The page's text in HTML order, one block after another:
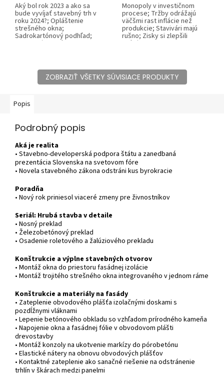
Aký bol rok 2023 a ako sa
bude vyvíjať stavebný trh v
roku 2024?; Opláštenie
strešného okna;
Sadrokartónový podhľad;
Kazetový podhľad so...
Monopoly v investičnom
procese; Tržby odrážajú
väčšmi rast inflácie než
produkcie; Stavivári majú
rušno; Zisky si zlepšili
veľké...
ZOBRAZIŤ VŠETKY SÚVISIACE PRODUKTY
Popis
Podrobný popis
Aká je realita
• Stavebno-developerská podpora štátu a zanedbaná
prezentácia Slovenska na svetovom fóre
• Novela stavebného zákona odstráni kus byrokracie
Poradňa
• Nový rok priniesol viaceré zmeny pre živnostníkov
Seriál: Hrubá stavba v detaile
• Nosný preklad
• Železobetónový preklad
• Osadenie roletového a žalúziového prekladu
Konštrukcie a výplne stavebných otvorov
• Montáž okna do priestoru fasádnej izolácie
• Montáž trojitého strešného okna integrovaného v jednom ráme
Konštrukcie a materiály na fasády
• Zateplenie obvodového plášťa izolačnými doskami s
pozdĺžnymi vláknami
• Lepenie betónového obkladu so vzhľadom prírodného kameňa
• Napojenie okna a fasádnej fólie v obvodovom plášti
drevostavby
• Montáž konzoly na ukotvenie markízy do pórobetónu
• Elastické nátery na obnovu obvodových plášťov
• Kontaktné zateplenie ako sanačné riešenie na odstránenie
trhlín v škárach medzi panelmi